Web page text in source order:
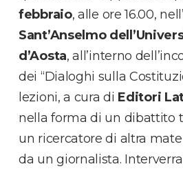
febbraio, alle ore 16.00, nell’
Sant’Anselmo
d’Aosta, all’interno
dei “Dialoghi sulla
lezioni, a cura di Editori
nella forma di un dibattito
un ricercatore di altra
da un giornalista.